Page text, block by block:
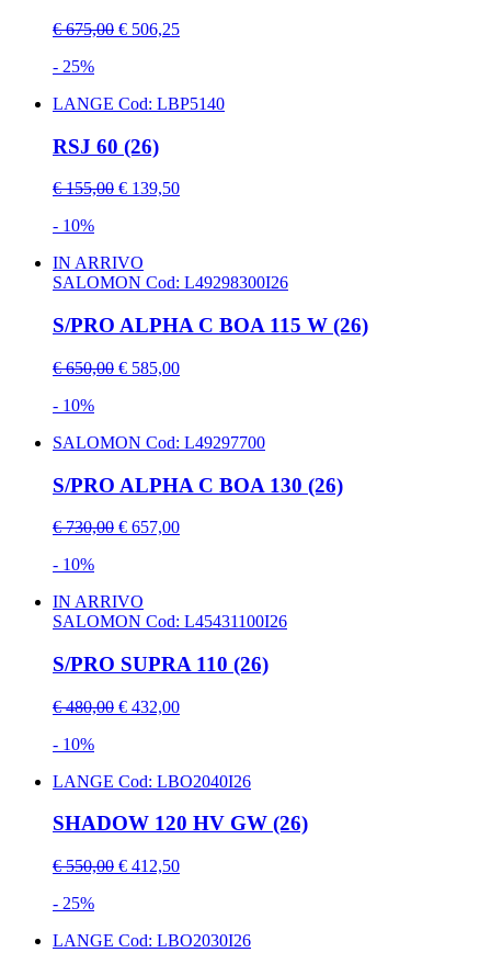
€ 675,00 € 506,25
- 25%
LANGE Cod: LBP5140
RSJ 60 (26)
€ 155,00 € 139,50
- 10%
IN ARRIVO
SALOMON Cod: L49298300I26
S/PRO ALPHA C BOA 115 W (26)
€ 650,00 € 585,00
- 10%
SALOMON Cod: L49297700
S/PRO ALPHA C BOA 130 (26)
€ 730,00 € 657,00
- 10%
IN ARRIVO
SALOMON Cod: L45431100I26
S/PRO SUPRA 110 (26)
€ 480,00 € 432,00
- 10%
LANGE Cod: LBO2040I26
SHADOW 120 HV GW (26)
€ 550,00 € 412,50
- 25%
LANGE Cod: LBO2030I26